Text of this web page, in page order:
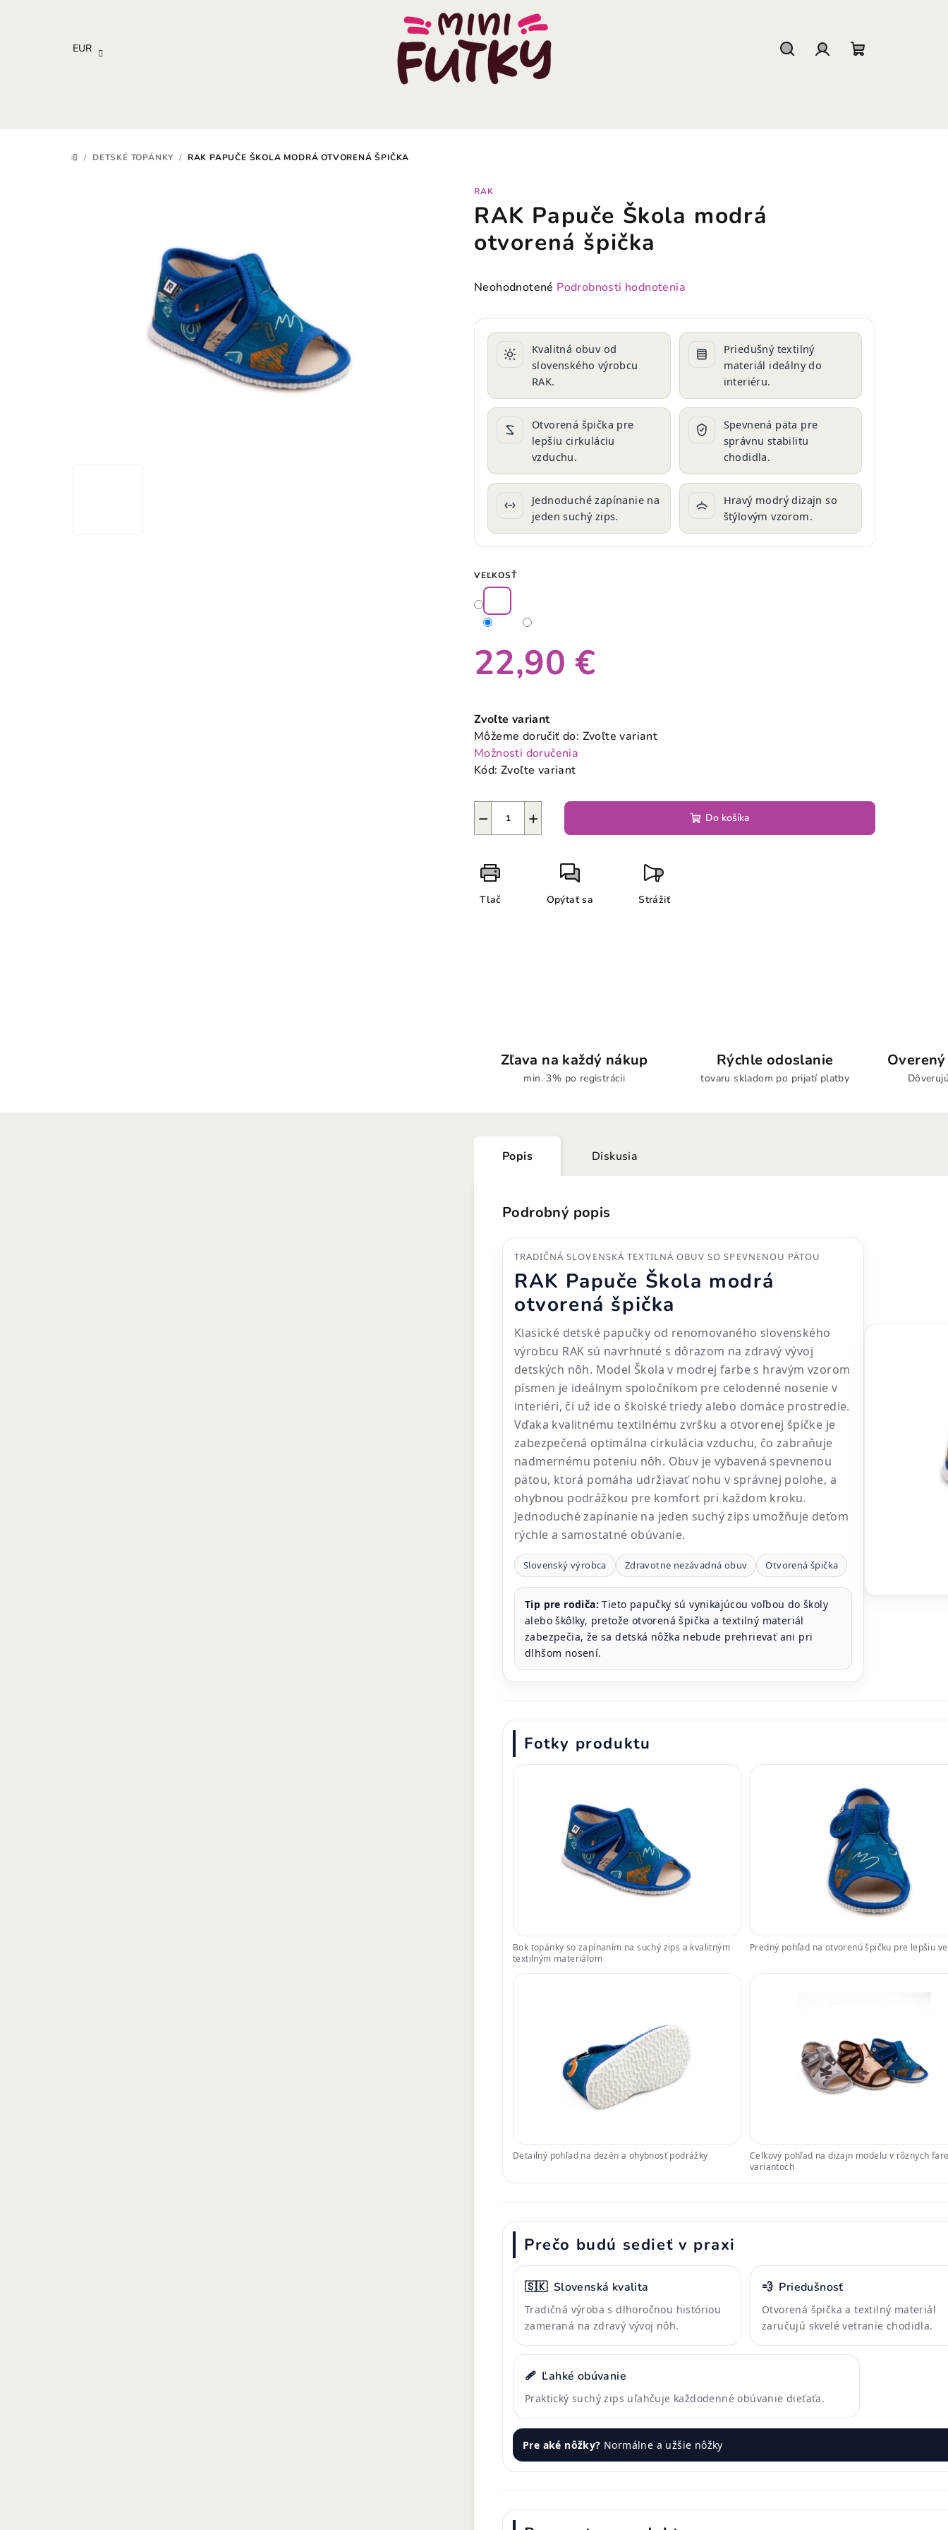
EUR
DOMOV
/ DETSKÉ TOPÁNKY / RAK PAPUČE ŠKOLA MODRÁ OTVORENÁ ŠPIČKA
RAK
RAK Papuče Škola modrá
otvorená špička
Priemerné
produktu
hviezdičiek.
Neohodnotené Podrobnosti hodnotenia
Kvalitná obuv od
slovenského výrobcu
RAK.
Priedušný textilný
materiál ideálny do
interiéru.
Otvorená špička pre
lepšiu cirkuláciu
vzduchu.
Spevnená päta pre
správnu stabilitu
chodidla.
Jednoduché zapínanie na
jeden suchý zips.
Hravý modrý dizajn so
štýlovým vzorom.
VEĽKOSŤ
22,90 €
cena:
Zvoľte variant
Môžeme doručiť do: Zvoľte variant
Možnosti doručenia
Kód: Zvoľte variant
+
− Do košíka
Tlač Opýtať sa Strážiť
Zľava na každý nákup
min. 3% po registrácii
Rýchle odoslanie
tovaru skladom po prijatí platby
Popis Diskusia
Podrobný popis
TRADIČNÁ SLOVENSKÁ TEXTILNÁ OBUV SO SPEVNENOU PÄTOU
RAK Papuče Škola modrá
otvorená špička
Klasické detské papučky od renomovaného slovenského
výrobcu RAK sú navrhnuté s dôrazom na zdravý vývoj
detských nôh. Model Škola v modrej farbe s hravým vzorom
písmen je ideálnym spoločníkom pre celodenné nosenie v
interiéri, či už ide o školské triedy alebo domáce prostredie.
Vďaka kvalitnému textilnému zvršku a otvorenej špičke je
zabezpečená optimálna cirkulácia vzduchu, čo zabraňuje
nadmernému poteniu nôh. Obuv je vybavená spevnenou
pätou, ktorá pomáha udržiavať nohu v správnej polohe, a
ohybnou podrážkou pre komfort pri každom kroku.
Jednoduché zapínanie na jeden suchý zips umožňuje deťom
rýchle a samostatné obúvanie.
Slovenský výrobca Zdravotne nezávadná obuv Otvorená špička
Tip pre rodiča: Tieto papučky sú vynikajúcou voľbou do školy
alebo škôlky, pretože otvorená špička a textilný materiál
zabezpečia, že sa detská nôžka nebude prehrievať ani pri
dlhšom nosení.
Fotky produktu
Bok topánky so zapínaním na suchý zips a kvalitným
textilným materiálom
Predný pohľad na otvorenú špičku pre lepšiu
Detailný pohľad na dezén a ohybnosť podrážky
Celkový pohľad na dizajn modelu v rôznych
variantoch
Prečo budú sedieť v praxi
🇸🇰 Slovenská kvalita
Tradičná výroba s dlhoročnou históriou
zameraná na zdravý vývoj nôh.
💨 Priedušnosť
Otvorená špička a textilný materiál
zaručujú skvelé vetranie chodidla.
🩹 Ľahké obúvanie
Praktický suchý zips uľahčuje každodenné obúvanie dieťaťa.
Pre aké nôžky? Normálne a užšie nôžky